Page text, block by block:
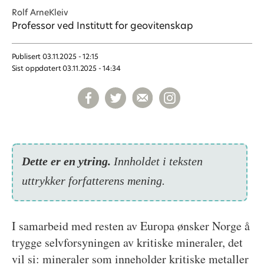
Rolf ArneKleiv
Professor ved Institutt for geovitenskap
Publisert
03.11.2025 - 12:15
Sist oppdatert
03.11.2025 - 14:34
Dette er en ytring. Inn­holdet i teksten
uttrykker forfatterens mening.
I samarbeid med resten av Europa ønsker Norge å
trygge selvforsyningen av kritiske mineraler, det
vil si: mineraler som inneholder kritiske metaller